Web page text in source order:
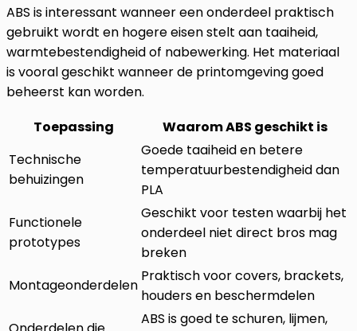
ABS is interessant wanneer een onderdeel praktisch
gebruikt wordt en hogere eisen stelt aan taaiheid,
warmtebestendigheid of nabewerking. Het materiaal
is vooral geschikt wanneer de printomgeving goed
beheerst kan worden.
Toepassing
Waarom ABS geschikt is
Technische
behuizingen
Goede taaiheid en betere
temperatuurbestendigheid dan
PLA
Functionele
prototypes
Geschikt voor testen waarbij het
onderdeel niet direct bros mag
breken
Montageonderdelen
Praktisch voor covers, brackets,
houders en beschermdelen
ABS is goed te schuren, lijmen,